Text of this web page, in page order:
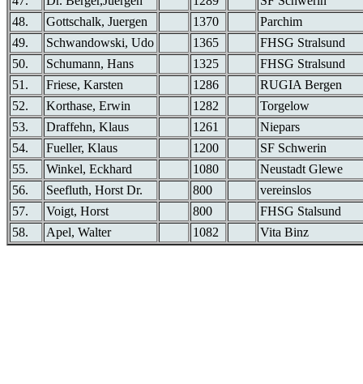
48.
Gottschalk, Juergen 1370
Parchim
49.
Schwandowski, Udo 1365
FHSG Stralsund
50.
Schumann, Hans 1325
FHSG Stralsund
51.
Friese, Karsten 1286
RUGIA Bergen
52.
Korthase, Erwin 1282
Torgelow
53.
Draffehn, Klaus 1261
Niepars
54.
Fueller, Klaus 1200
SF Schwerin
55.
Winkel, Eckhard 1080
Neustadt Glewe
56.
Seefluth, Horst Dr. 800
vereinslos
57.
Voigt, Horst 800
FHSG Stalsund
58.
Apel, Walter 1082 Vita Binz